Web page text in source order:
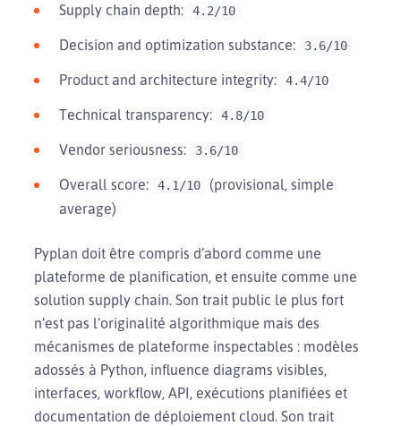
Supply chain depth: 4.2/10
Decision and optimization substance: 3.6/10
Product and architecture integrity: 4.4/10
Technical transparency: 4.8/10
Vendor seriousness: 3.6/10
Overall score: 4.1/10
(provisional, simple
average)
Pyplan doit être compris d’abord comme une
plateforme de planification, et ensuite comme une
solution supply chain. Son trait public le plus fort
n’est pas l’originalité algorithmique mais des
mécanismes de plateforme inspectables : modèles
adossés à Python, influence diagrams visibles,
interfaces, workflow, API, exécutions planifiées et
documentation de déploiement cloud. Son trait